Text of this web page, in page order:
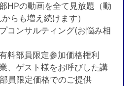
HPの動画を全て見放題（動
らも増え続けます）
コンサルティング(お悩み相
料部員限定参加価格権利
、ゲスト様をお呼びした講
員限定価格でのご提供